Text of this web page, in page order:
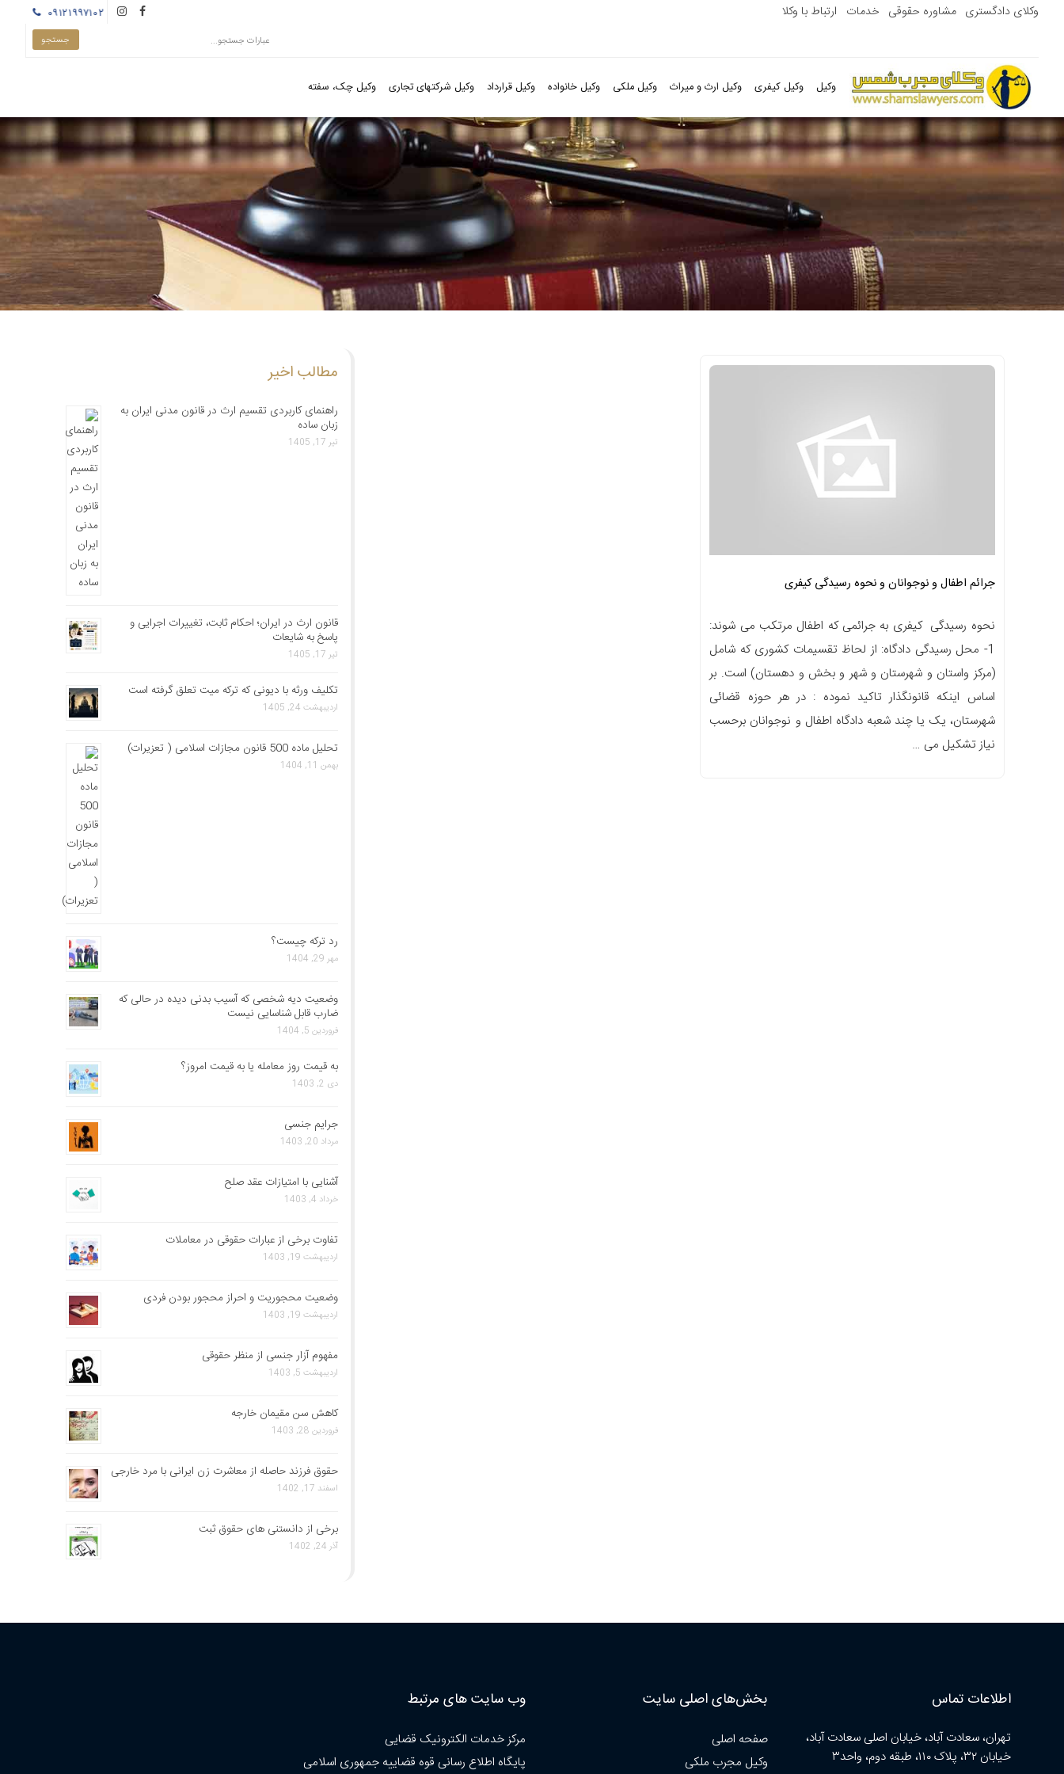
۰۹۱۲۱۹۹۷۱۰۲ وکلای دادگستری مشاوره حقوقی خدمات ارتباط با وکلا
وکیل وکیل کیفری وکیل ارث و میراث وکیل ملکی وکیل خانواده وکیل قرارداد وکیل شرکتهای تجاری وکیل چک، سفته
جرائم اطفال و نوجوانان و نحوه رسیدگی کیفری
نحوه رسیدگی کیفری به جرائمی که اطفال مرتکب می شوند:
1- محل رسیدگی دادگاه: از لحاظ تقسیمات کشوری که شامل
(مرکز واستان و شهرستان و شهر و بخش و دهستان) است. بر
اساس اینکه قانونگذار تاکید نموده : در هر حوزه قضائی
شهرستان، یک یا چند شعبه دادگاه اطفال و نوجوانان برحسب
نیاز تشکیل می …
مطالب اخیر
راهنمای کاربردی تقسیم ارث در قانون مدنی ایران به
زبان ساده
تیر 17, 1405
قانون ارث در ایران؛ احکام ثابت، تغییرات اجرایی و
پاسخ به شایعات
تیر 17, 1405
تکلیف ورثه با دیونی که ترکه میت تعلق گرفته است
اردیبهشت 24, 1405
تحلیل ماده 500 قانون مجازات اسلامی ( تعزیرات)
بهمن 11, 1404
رد ترکه چیست؟
مهر 29, 1404
وضعیت دیه شخصی که آسیب بدنی دیده در حالی که
ضارب قابل شناسایی نیست
فروردین 5, 1404
به قیمت روز معامله یا به قیمت امروز؟
دی 2, 1403
جرایم جنسی
مرداد 20, 1403
آشنایی با امتیازات عقد صلح
خرداد 4, 1403
تفاوت برخی از عبارات حقوقی در معاملات
اردیبهشت 19, 1403
وضعیت محجوریت و احراز محجور بودن فردی
اردیبهشت 19, 1403
مفهوم آزار جنسی از منظر حقوقی
اردیبهشت 5, 1403
کاهش سن مقیمان خارجه
فروردین 28, 1403
حقوق فرزند حاصله از معاشرت زن ایرانی با مرد خارجی
اسفند 17, 1402
برخی از دانستنی های حقوق ثبت
آذر 24, 1402
اطلاعات تماس
تهران، سعادت آباد، خیابان اصلی سعادت آباد،
خیابان ۳۲، پلاک ۱۱۰، طبقه دوم، واحد۳
بخش‌های اصلی سایت
صفحه اصلی
وکیل مجرب ملکی
وب سایت های مرتبط
مرکز خدمات الکترونیک قضایی
پایگاه اطلاع رسانی قوه قضاییه جمهوری اسلامی